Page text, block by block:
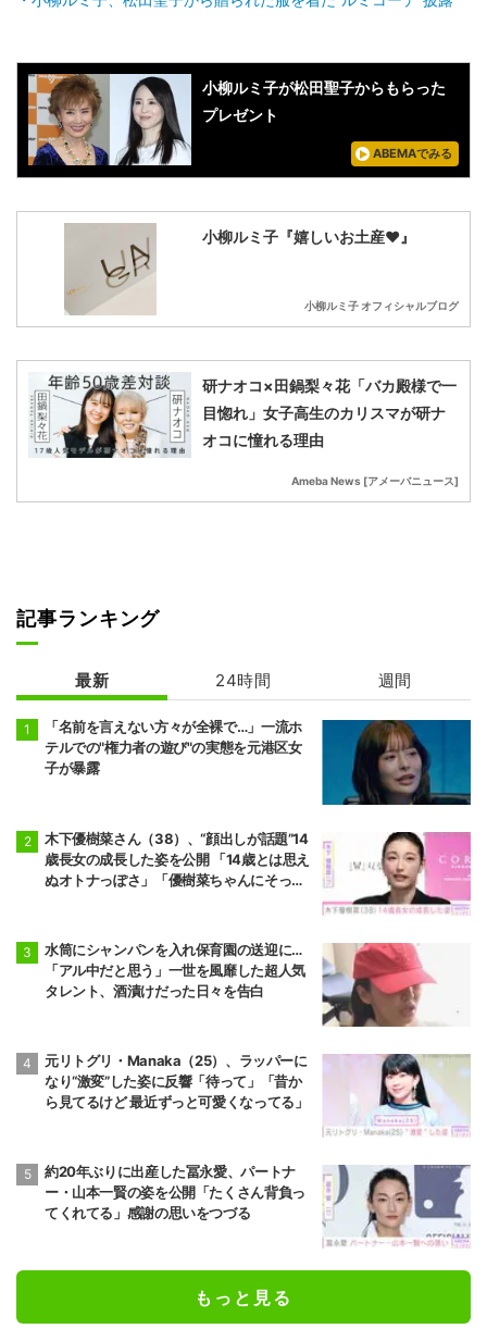
小柳ルミ子が松田聖子からもらった
プレゼント
ABEMAでみる
小柳ルミ子『嬉しいお土産❤️』
小柳ルミ子 オフィシャルブログ
研ナオコ×田鍋梨々花「バカ殿様で一
目惚れ」女子高生のカリスマが研ナ
オコに憧れる理由
Ameba News [アメーバニュース]
記事ランキング
最新 24時間 週間
「名前を言えない方々が全裸で…」一流ホ
テルでの"権力者の遊び"の実態を元港区女
子が暴露
木下優樹菜さん（38）、“顔出しが話題”14
歳長女の成長した姿を公開 「14歳とは思え
ぬオトナっぽさ」「優樹菜ちゃんにそっく
水筒にシャンパンを入れ保育園の送迎に…
「アル中だと思う」一世を風靡した超人気
タレント、酒漬けだった日々を告白
元リトグリ・Manaka（25）、ラッパーに
なり“激変”した姿に反響「待って」「昔か
ら見てるけど 最近ずっと可愛くなってる」
約20年ぶりに出産した冨永愛、パートナ
ー・山本一賢の姿を公開「たくさん背負っ
てくれてる」感謝の思いをつづる
もっと見る